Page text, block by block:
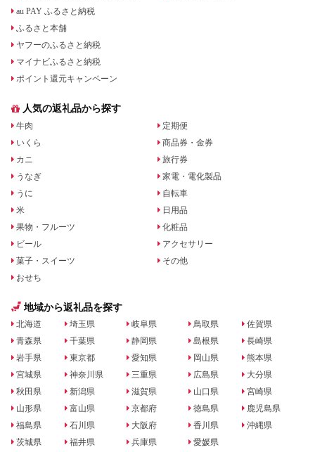
au PAY ふるさと納税
ふるさと本舗
ヤフーのふるさと納税
マイナビふるさと納税
ポイント還元キャンペーン
人気の返礼品から探す
牛肉
いくら
カニ
うなぎ
うに
米
果物・フルーツ
ビール
菓子・スイーツ
おせち
定期便
商品券・金券
旅行券
家電・電化製品
自転車
日用品
化粧品
アクセサリー
その他
地域から返礼品を探す
北海道
青森県
岩手県
宮城県
秋田県
山形県
福島県
茨城県
埼玉県
千葉県
東京都
神奈川県
新潟県
富山県
石川県
福井県
岐阜県
静岡県
愛知県
三重県
滋賀県
京都府
大阪府
兵庫県
鳥取県
島根県
岡山県
広島県
山口県
徳島県
香川県
愛媛県
佐賀県
長崎県
熊本県
大分県
宮崎県
鹿児島県
沖縄県